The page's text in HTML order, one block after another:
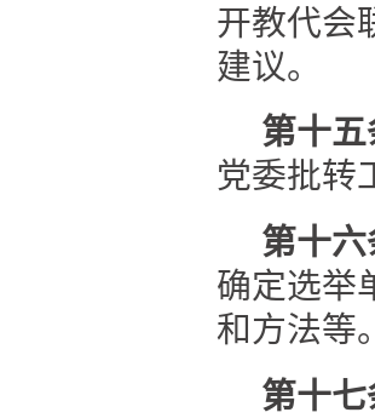
开教代会
建议。
第十五
党委批转
第十六
确定选举
和方法等
第十七